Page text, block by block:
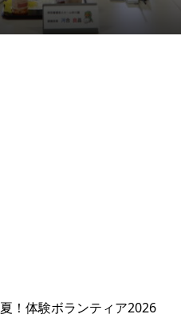
夏！体験ボランティア2026